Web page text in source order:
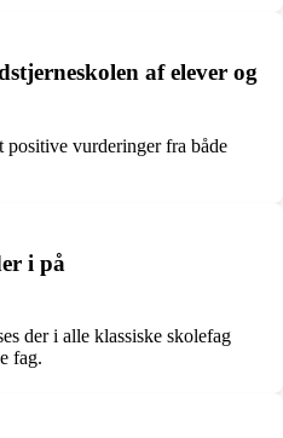
af elever og
positive vurderinger fra både
i på
der i alle klassiske skolefag
fag.